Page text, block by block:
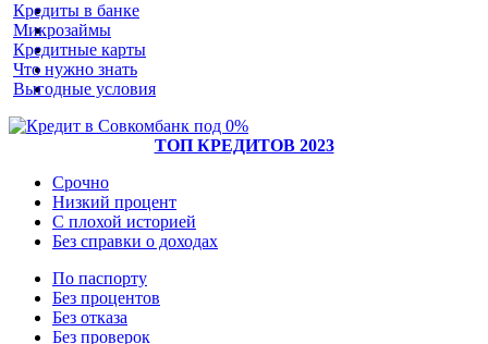
Кредиты в банке
Микрозаймы
Кредитные карты
Что нужно знать
Выгодные условия
ТОП КРЕДИТОВ 2023
Срочно
Низкий процент
С плохой историей
Без справки о доходах
По паспорту
Без процентов
Без отказа
Без проверок